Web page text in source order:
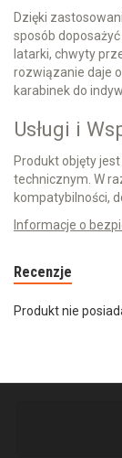
Dzięki
sposób
latarki, chwyty
rozwiązanie daje
karabinek do
Usługi i
Produkt objęty
technicznym. W
kompatybilności,
Informacje o
Recenzje
Produkt nie